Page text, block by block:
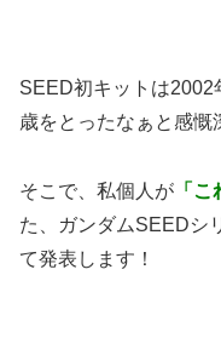
SEED初キットは2002
歳をとったなぁと感慨
そこで、私個人が 「
た、ガンダムSEEDシ
て発表します！